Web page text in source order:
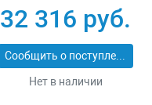
сварки ITIG-200 DС
Pulse Cold Weld, 200
А, ПВ 60% Denzel
94329
32 316 руб.
Сообщить о поступлении
Нет в наличии